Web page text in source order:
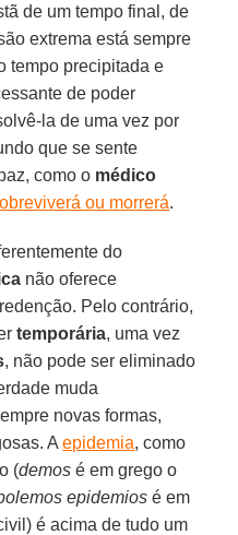
de um tempo final, de
extrema está sempre
tempo precipitada e
de poder
la de uma vez por
que se sente
como o médico
ou morrerá.
do
não oferece
Pelo contrário,
temporária, uma vez
, não pode ser eliminado
muda
novas formas,
Aepidemia, como
(demos é em grego o
epidemios é em
é acima de tudo um